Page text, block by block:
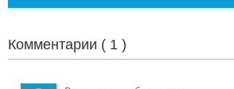
Комментарии ( 1 )